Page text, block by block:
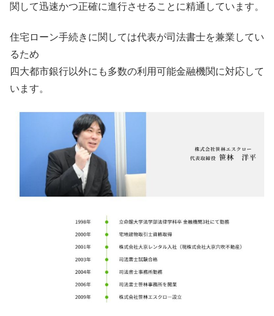
関して迅速かつ正確に進行させることに精通しています。
住宅ローン手続きに関しては代表が司法書士を兼業してい
るため
四大都市銀行以外にも多数の利用可能金融機関に対応して
います。